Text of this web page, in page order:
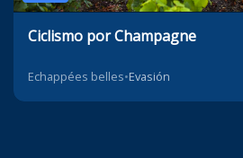
Ciclismo por Champagne
Echappées belles•Evasión